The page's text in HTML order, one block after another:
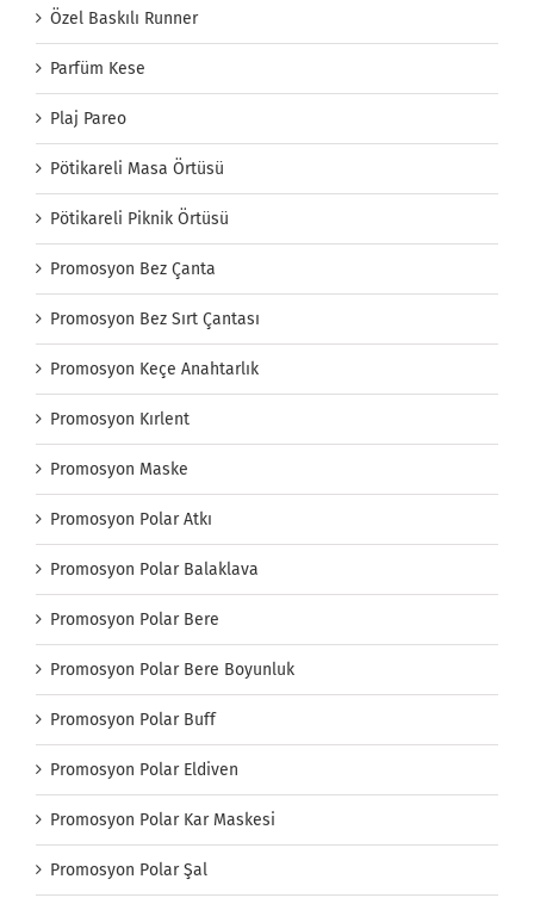
Özel Baskılı Runner
Parfüm Kese
Plaj Pareo
Pötikareli Masa Örtüsü
Pötikareli Piknik Örtüsü
Promosyon Bez Çanta
Promosyon Bez Sırt Çantası
Promosyon Keçe Anahtarlık
Promosyon Kırlent
Promosyon Maske
Promosyon Polar Atkı
Promosyon Polar Balaklava
Promosyon Polar Bere
Promosyon Polar Bere Boyunluk
Promosyon Polar Buff
Promosyon Polar Eldiven
Promosyon Polar Kar Maskesi
Promosyon Polar Şal